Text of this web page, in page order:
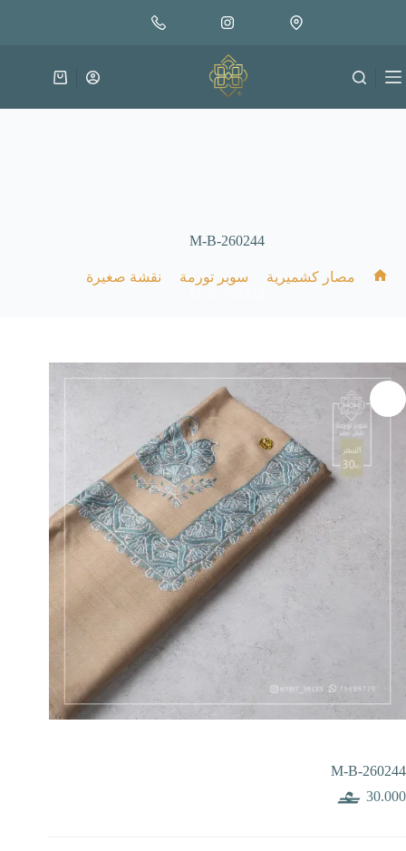
متوفر في المخزون
إضافة إلى السلة
عربة
M-B-260244
مصار كشميرية سوبر تورمة نقشة صغيرة
M-B-260244
30.000